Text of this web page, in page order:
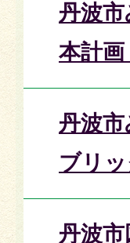
丹波
本計
丹波
ブリ
丹波